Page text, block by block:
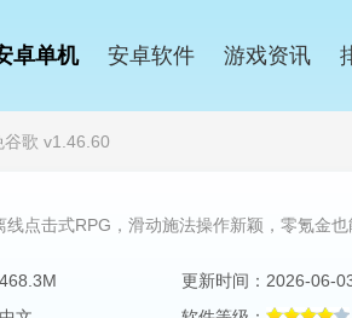
卓单机 安卓软件 游戏资讯
歌 v1.46.60
线点击式RPG，滑动施法操作新颖，零氪金也
更新时间：2026-06-